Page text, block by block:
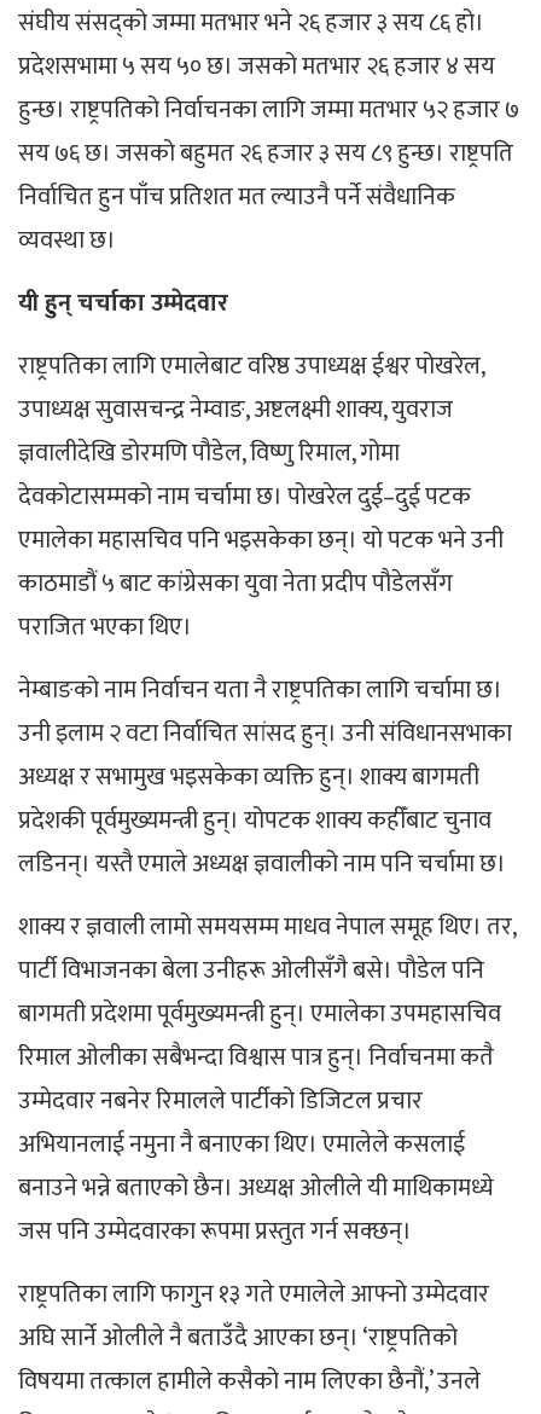
संघीय संसद्को जम्मा मतभार भने २६ हजार ३ सय ८६ हो।
प्रदेशसभामा ५ सय ५० छ। जसको मतभार २६ हजार ४ सय
हुन्छ। राष्ट्रपतिको निर्वाचनका लागि जम्मा मतभार ५२ हजार ७
सय ७६ छ। जसको बहुमत २६ हजार ३ सय ८९ हुन्छ। राष्ट्रपति
निर्वाचित हुन पाँच प्रतिशत मत ल्याउनै पर्ने संवैधानिक
व्यवस्था छ।
यी हुन् चर्चाका उम्मेदवार
राष्ट्रपतिका लागि एमालेबाट वरिष्ठ उपाध्यक्ष ईश्वर पोखरेल,
उपाध्यक्ष सुवासचन्द्र नेम्वाङ, अष्टलक्ष्मी शाक्य, युवराज
ज्ञवालीदेखि डोरमणि पौडेल, विष्णु रिमाल, गोमा
देवकोटासम्मको नाम चर्चामा छ। पोखरेल दुई–दुई पटक
एमालेका महासचिव पनि भइसकेका छन्। यो पटक भने उनी
काठमाडौं ५ बाट कांग्रेसका युवा नेता प्रदीप पौडेलसँग
पराजित भएका थिए।
नेम्बाङको नाम निर्वाचन यता नै राष्ट्रपतिका लागि चर्चामा छ।
उनी इलाम २ वटा निर्वाचित सांसद हुन्। उनी संविधानसभाका
अध्यक्ष र सभामुख भइसकेका व्यक्ति हुन्। शाक्य बागमती
प्रदेशकी पूर्वमुख्यमन्त्री हुन्। योपटक शाक्य कहीँबाट चुनाव
लडिनन्। यस्तै एमाले अध्यक्ष ज्ञवालीको नाम पनि चर्चामा छ।
शाक्य र ज्ञवाली लामो समयसम्म माधव नेपाल समूह थिए। तर,
पार्टी विभाजनका बेला उनीहरू ओलीसँगै बसे। पौडेल पनि
बागमती प्रदेशमा पूर्वमुख्यमन्त्री हुन्। एमालेका उपमहासचिव
रिमाल ओलीका सबैभन्दा विश्वास पात्र हुन्। निर्वाचनमा कतै
उम्मेदवार नबनेर रिमालले पार्टीको डिजिटल प्रचार
अभियानलाई नमुना नै बनाएका थिए। एमालेले कसलाई
बनाउने भन्ने बताएको छैन। अध्यक्ष ओलीले यी माथिकामध्ये
जस पनि उम्मेदवारका रूपमा प्रस्तुत गर्न सक्छन्।
राष्ट्रपतिका लागि फागुन १३ गते एमालेले आफ्नो उम्मेदवार
अघि सार्ने ओलीले नै बताउँदै आएका छन्। ‘राष्ट्रपतिको
विषयमा तत्काल हामीले कसैको नाम लिएका छैनौं,’ उनले